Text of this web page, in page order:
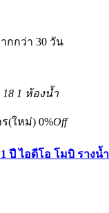
กกว่า 30 วัน
1 ห้องน้ำ
(ใหม่) 0%Off
ปี ไอดีโอ โมบิ รางน้